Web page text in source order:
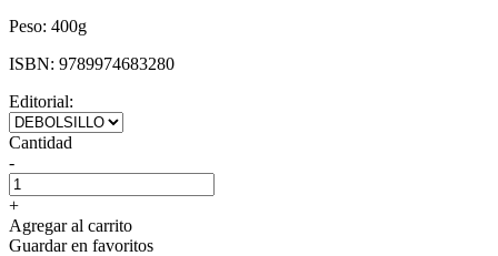
Peso: 400g
ISBN: 9789974683280
Editorial:
Cantidad
-
+
Agregar al carrito
Guardar en favoritos